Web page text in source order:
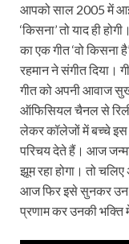
आपको साल 2005 में आई
‘किसना’ तो याद ही
का एक गीत ‘वो किसना
रहमान ने संगीत दिया।
गीत को अपनी आवाज
ऑफिसियल चैनल से
लेकर कॉलेजों में बच्चे इस
परिचय देते हैं। आज
झूम रहा होगा। तो
आज फिर इसे सुनकर उन
प्रणाम कर उनकी भक्ति